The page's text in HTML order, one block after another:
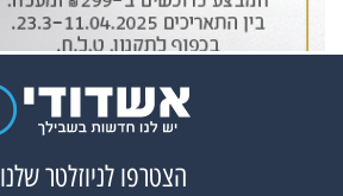
הצטרפו לניוזלטר שלנו